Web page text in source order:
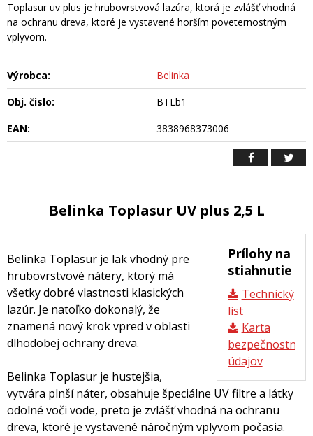
Toplasur uv plus je hrubovrstvová lazúra, ktorá je zvlášť vhodná
na ochranu dreva, ktoré je vystavené horším poveternostným
vplyvom.
Výrobca:
Belinka
Obj. čislo:
BTLb1
EAN:
3838968373006
Belinka Toplasur UV plus 2,5 L
Prílohy na
stiahnutie
Technický
list
Karta
bezpečnostných
údajov
Belinka Toplasur je lak vhodný pre
hrubovrstvové nátery, ktorý má
všetky dobré vlastnosti klasických
lazúr. Je natoľko dokonalý, že
znamená nový krok vpred v oblasti
dlhodobej ochrany dreva.
Belinka Toplasur je hustejšia,
vytvára plnší náter, obsahuje špeciálne UV filtre a látky
odolné voči vode, preto je zvlášť vhodná na ochranu
dreva, ktoré je vystavené náročným vplyvom počasia.